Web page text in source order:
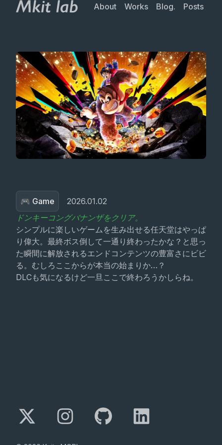
About Works Blog. Posts
🎮 Game 2026.01.02
ドンキーコングバナンザをクリア。
シンプルに楽しいゲームを生み出せる任天堂はやっぱ
り偉大。最終ボス倒して一通り終わったかな？と思っ
た瞬間に解放されるエンドコンテンツの豊富さにビビ
る。むしろここからが本当の始まりか…？
DLCも気になるけど一旦ここで終わろうかしらね。